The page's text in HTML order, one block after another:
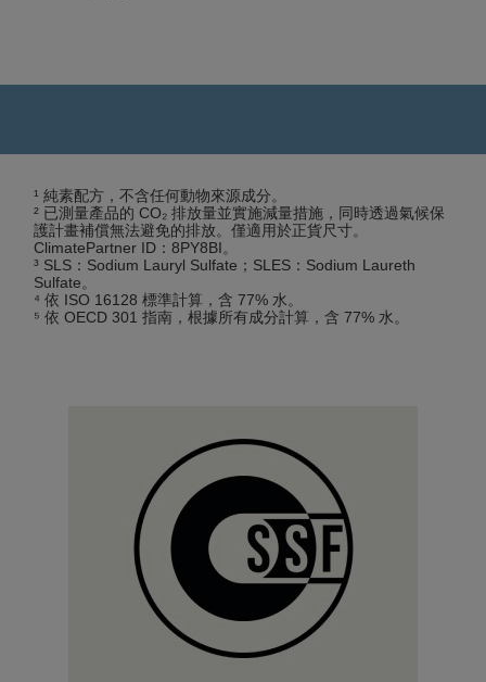
¹ 純素配方，不含任何動物來源成分。
² 已測量產品的 CO₂ 排放量並實施減量措施，同時透過氣候保
護計畫補償無法避免的排放。僅適用於正貨尺寸。
ClimatePartner ID：8PY8BI。
³ SLS：Sodium Lauryl Sulfate；SLES：Sodium Laureth
Sulfate。
⁴ 依 ISO 16128 標準計算，含 77% 水。
⁵ 依 OECD 301 指南，根據所有成分計算，含 77% 水。